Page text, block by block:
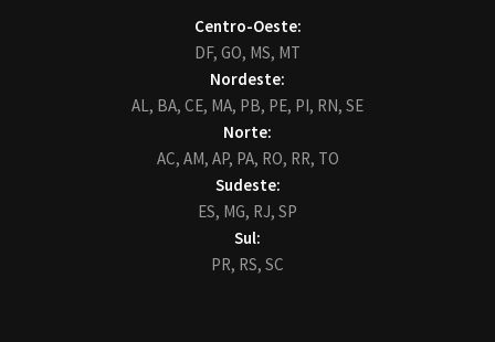
Centro-Oeste:
DF, GO, MS, MT
Nordeste:
AL, BA, CE, MA, PB, PE, PI, RN, SE
Norte:
AC, AM, AP, PA, RO, RR, TO
Sudeste:
ES, MG, RJ, SP
Sul:
PR, RS, SC